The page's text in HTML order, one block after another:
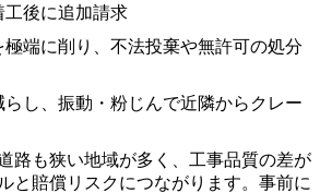
後に追加請求
極端に削り、不法投棄や無許可の処分
し、振動・粉じんで近隣からクレー
路も狭い地域が多く、工事品質の差が
と賠償リスクにつながります。事前に